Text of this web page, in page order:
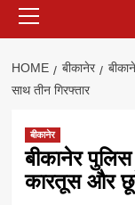
Menu
HOME बीकानेर
साथ तीन गिरफ्तार
बीकानेर
बीकानेर
कारतूस और